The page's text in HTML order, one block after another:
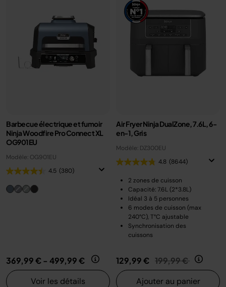
Barbecue électrique et fumoir
Ninja Woodfire Pro Connect XL
OG901EU
Modèle: OG901EU
4.5 (380)
369,99 €- 499,99 €
Voir les détails
Air Fryer Ninja DualZone, 7.6L, 6-
en-1, Gris
Modèle: DZ300EU
4.8 (8644)
2 zones de cuisson
Capacité: 7.6L (2*3.8L)
Idéal 3 à 5 personnes
6 modes de cuisson (max
240°C), T°C ajustable
Synchronisation des
cuissons
129,99 € Prix réduit de
199,99 € au
Ajouter au panier